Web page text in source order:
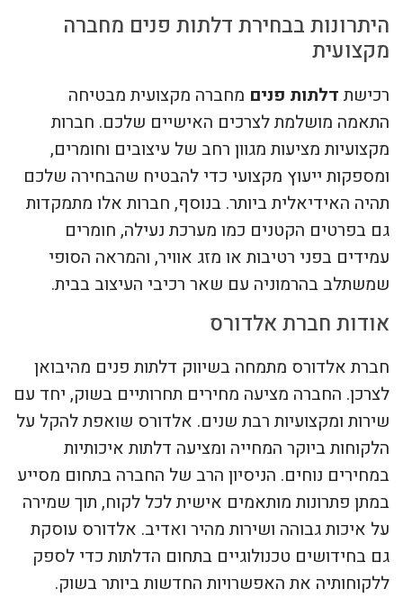
היתרונות בבחירת דלתות פנים מחברה
מקצועית
רכישת דלתות פנים מחברה מקצועית מבטיחה
התאמה מושלמת לצרכים האישיים שלכם. חברות
מקצועיות מציעות מגוון רחב של עיצובים וחומרים,
ומספקות ייעוץ מקצועי כדי להבטיח שהבחירה שלכם
תהיה האידיאלית ביותר. בנוסף, חברות אלו מתמקדות
גם בפרטים הקטנים כמו מערכת נעילה, חומרים
עמידים בפני רטיבות או מזג אוויר, והמראה הסופי
שמשתלב בהרמוניה עם שאר רכיבי העיצוב בבית.
אודות חברת אלדורס
חברת אלדורס מתמחה בשיווק דלתות פנים מהיבואן
לצרכן. החברה מציעה מחירים תחרותיים בשוק, יחד עם
שירות ומקצועיות רבת שנים. אלדורס שואפת להקל על
הלקוחות ביוקר המחייה ומציעה דלתות איכותיות
במחירים נוחים. הניסיון הרב של החברה בתחום מסייע
במתן פתרונות מותאמים אישית לכל לקוח, תוך שמירה
על איכות גבוהה ושירות מהיר ואדיב. אלדורס עוסקת
גם בחידושים טכנולוגיים בתחום הדלתות כדי לספק
ללקוחותיה את האפשרויות החדשות ביותר בשוק.